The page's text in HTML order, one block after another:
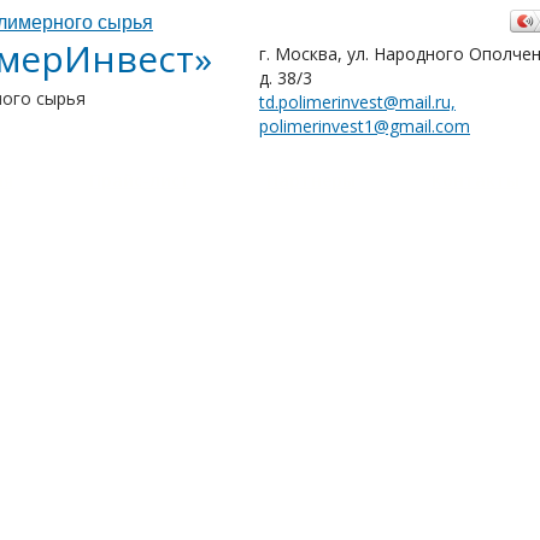
сырья
г. Москва, ул. Народного
д. 38/3
td.polimerinvest@mail.ru,
polimerinvest1@gmail.com